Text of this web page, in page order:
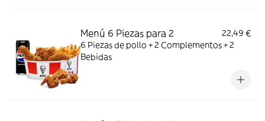
Menú 6 Piezas para 2
22,49 €
6 Piezas de pollo + 2 Complementos + 2
Bebidas